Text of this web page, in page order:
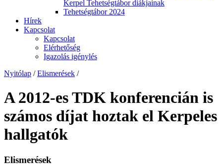
Kerpel Tehetségtábor diákjainak
Tehetségtábor 2024
Hírek
Kapcsolat
Kapcsolat
Elérhetőség
Igazolás igénylés
Nyitólap / Elismerések /
A 2012-es TDK konferencián is
számos díjat hoztak el Kerpeles
hallgatók
Elismerések